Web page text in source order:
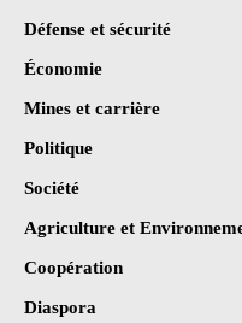
Défense et sécurité
Économie
Mines et carrière
Politique
Société
Agriculture et
Coopération
Diaspora